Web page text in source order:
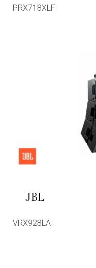
PRX718XLF
JBL
VRX928LA